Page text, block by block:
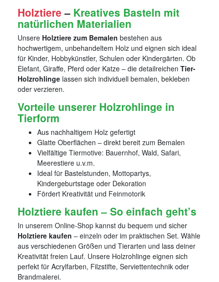
Holztiere – Kreatives Basteln mit
natürlichen Materialien
Unsere Holztiere zum Bemalen bestehen aus
hochwertigem, unbehandeltem Holz und eignen sich ideal
für Kinder, Hobbykünstler, Schulen oder Kindergärten. Ob
Elefant, Giraffe, Pferd oder Katze – die detailreichen Tier-
Holzrohlinge lassen sich individuell bemalen, bekleben
oder verzieren.
Vorteile unserer Holzrohlinge in
Tierform
Aus nachhaltigem Holz gefertigt
Glatte Oberflächen – direkt bereit zum Bemalen
Vielfältige Tiermotive: Bauernhof, Wald, Safari,
Meerestiere u.v.m.
Ideal für Bastelstunden, Mottopartys,
Kindergeburtstage oder Dekoration
Fördert Kreativität und Feinmotorik
Holztiere kaufen – So einfach geht’s
In unserem Online-Shop kannst du bequem und sicher
Holztiere kaufen – einzeln oder im praktischen Set. Wähle
aus verschiedenen Größen und Tierarten und lass deiner
Kreativität freien Lauf. Unsere Holzrohlinge eignen sich
perfekt für Acrylfarben, Filzstifte, Serviettentechnik oder
Brandmalerei.